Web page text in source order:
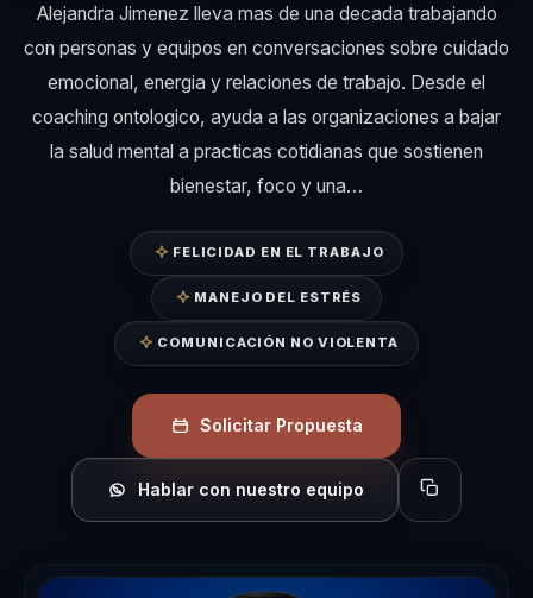
Alejandra Jimenez lleva mas de una decada trabajando
con personas y equipos en conversaciones sobre cuidado
emocional, energia y relaciones de trabajo. Desde el
coaching ontologico, ayuda a las organizaciones a bajar
la salud mental a practicas cotidianas que sostienen
bienestar, foco y una…
FELICIDAD EN EL TRABAJO
MANEJO DEL ESTRÉS
COMUNICACIÓN NO VIOLENTA
Solicitar Propuesta
Hablar con nuestro equipo Copiar perfil